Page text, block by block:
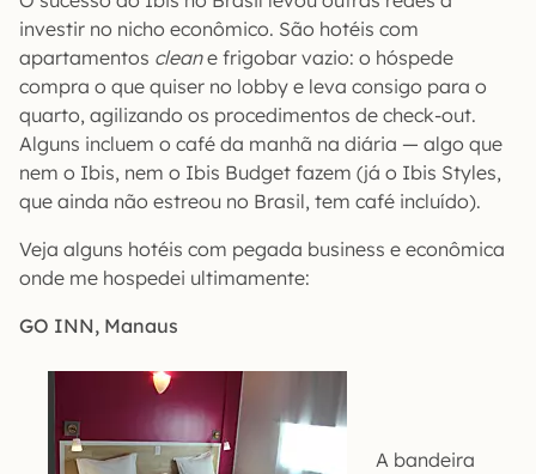
investir no nicho econômico. São hotéis com
apartamentos cleane frigobar vazio: o hóspede
compra o que quiser no lobby e leva consigo para o
quarto, agilizando os procedimentos de check-out.
Alguns incluem o café da manhã na diária — algo que
nem o Ibis, nem o Ibis Budget fazem (já o Ibis Styles,
que ainda não estreou no Brasil, tem café incluído).
Veja alguns hotéis com pegada business e econômica
onde me hospedei ultimamente:
GO INN, Manaus
A bandeira